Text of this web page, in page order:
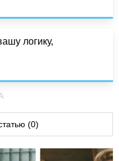
логику,
(0)